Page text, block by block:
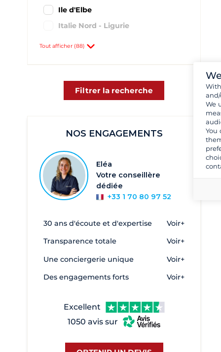
Ile d'Elbe
Italie Nord - Ligurie
Mer Ionienne Italienne
Sicile et îles Éoliennes
Sud de la Sardaigne
Toscane et Elbe
Émilie-Romagne
Îles Égades
Anzio
Argentario
Bari
Cagliari
Cala de Medici
Cannigione
Tout afficher (88)
Filtrer la recherche
NOS ENGAGEMENTS
Eléa
Votre conseillère
dédiée
+33 1 70 80 97 52
30 ans d'écoute et d'expertise Voir+
Transparence totale Voir+
Une conciergerie unique Voir+
Des engagements forts Voir+
Excellent
1050 avis sur
We
You